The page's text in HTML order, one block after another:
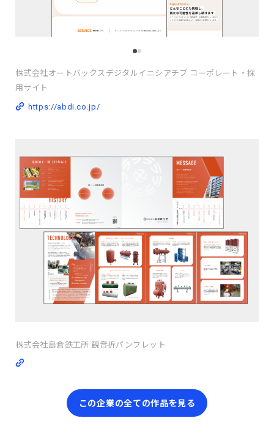
株式会社オートバックスデジタルイニシアチブ コーポレート・採
用サイト
https://abdi.co.jp/
株式会社島倉鉄工所 観音折パンフレット
この企業の全ての作品を見る